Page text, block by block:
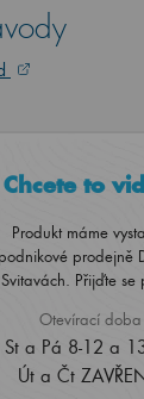
Chcete to
Produkt máme
prodejně
Přijďte se
Otevírací doba
St a Pá 8-12 a
Út a Čt